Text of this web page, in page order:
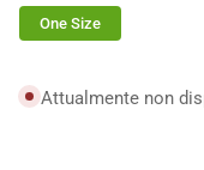
One Size
Attualmente non